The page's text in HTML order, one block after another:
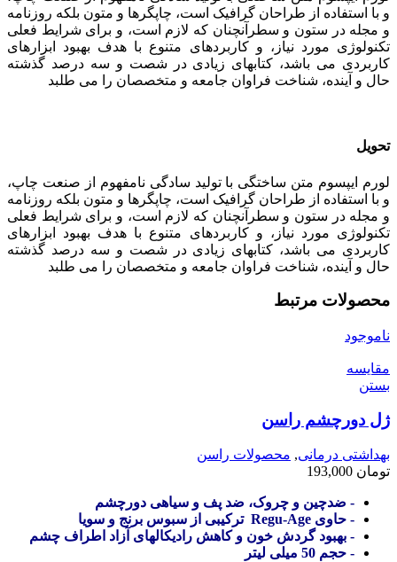
و با استفاده از طراحان گرافیک است، چاپگرها و متون بلکه روزنامه
و مجله در ستون و سطرآنچنان که لازم است، و برای شرایط فعلی
تکنولوژی مورد نیاز، و کاربردهای متنوع با هدف بهبود ابزارهای
کاربردی می باشد، کتابهای زیادی در شصت و سه درصد گذشته
حال و آینده، شناخت فراوان جامعه و متخصصان را می طلبد
تحویل
لورم ایپسوم متن ساختگی با تولید سادگی نامفهوم از صنعت چاپ،
و با استفاده از طراحان گرافیک است، چاپگرها و متون بلکه روزنامه
و مجله در ستون و سطرآنچنان که لازم است، و برای شرایط فعلی
تکنولوژی مورد نیاز، و کاربردهای متنوع با هدف بهبود ابزارهای
کاربردی می باشد، کتابهای زیادی در شصت و سه درصد گذشته
حال و آینده، شناخت فراوان جامعه و متخصصان را می طلبد
محصولات مرتبط
ناموجود
مقایسه
بستن
ژل دورچشم راسن
بهداشتی درمانی, محصولات راسن
تومان
- ضدچین و چروک، ضد پف و سیاهی دورچشم
- حاوی Regu-Age ترکیبی از سبوس برنج و سویا
- بهبود گردش خون و کاهش رادیکالهای آزاد اطراف چشم
- حجم 50 میلی لیتر